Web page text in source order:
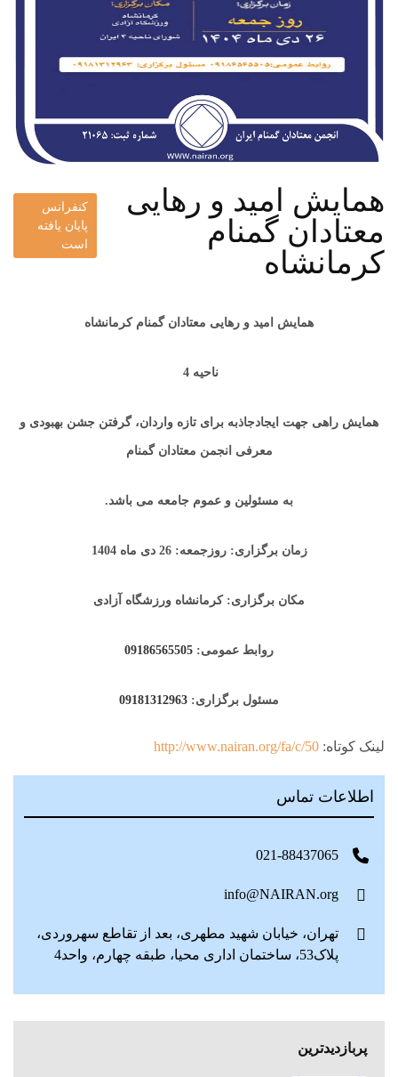
همایش امید و رهایی
معتادان گمنام
کرمانشاه
کنفرانس
پایان یافته
است
همایش امید و رهایی معتادان گمنام کرمانشاه
ناحیه 4
همایش راهی جهت ایجادجاذبه برای تازه واردان، گرفتن جشن بهبودی و
معرفی انجمن معتادان گمنام
به مسئولین و عموم جامعه می باشد.
زمان برگزاری: روزجمعه: 26 دی ماه 1404
مکان برگزاری: کرمانشاه ورزشگاه آزادی
روابط عمومی: 09186565505
مسئول برگزاری: 09181312963
لینک کوتاه: http://www.nairan.org/fa/c/50
اطلاعات تماس
021-88437065
info@NAIRAN.org
تهران، خیابان شهید مطهری، بعد از تقاطع سهروردی،
پلاک53، ساختمان اداری محیا، طبقه چهارم، واحد4
پربازدیدترین